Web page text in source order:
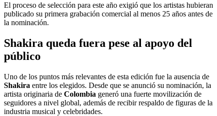
El proceso de selección para este año exigió que los artistas hubieran
publicado su primera grabación comercial al menos 25 años antes de
la nominación.
Shakira queda fuera pese al apoyo del
público
Uno de los puntos más relevantes de esta edición fue la ausencia de
Shakira entre los elegidos. Desde que se anunció su nominación, la
artista originaria de Colombia generó una fuerte movilización de
seguidores a nivel global, además de recibir respaldo de figuras de la
industria musical y celebridades.